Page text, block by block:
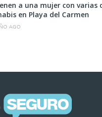
a una mujer con varias
en Playa del Carmen
AGO